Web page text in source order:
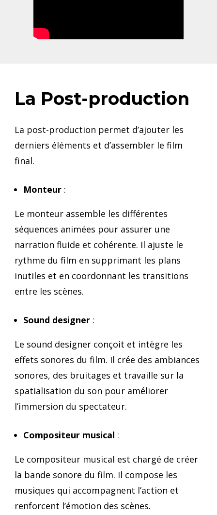
La Post-production
La post-production permet d’ajouter les
derniers éléments et d’assembler le film
final.
Monteur :
Le monteur assemble les différentes
séquences animées pour assurer une
narration fluide et cohérente. Il ajuste le
rythme du film en supprimant les plans
inutiles et en coordonnant les transitions
entre les scènes.
Sound designer :
Le sound designer conçoit et intègre les
effets sonores du film. Il crée des ambiances
sonores, des bruitages et travaille sur la
spatialisation du son pour améliorer
l’immersion du spectateur.
Compositeur musical :
Le compositeur musical est chargé de créer
la bande sonore du film. Il compose les
musiques qui accompagnent l’action et
renforcent l’émotion des scènes.